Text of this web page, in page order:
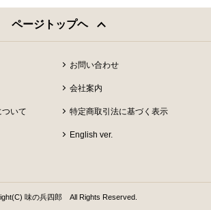
ページトップヘ
お問い合わせ
会社案内
いて 特定商取引法に基づく表示
English ver.
味の兵四郎 All Rights Reserved.